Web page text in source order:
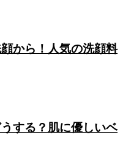
から！人気の洗顔料
する？肌に優しいベ